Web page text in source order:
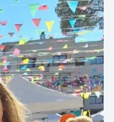
willen
rugzak of
stoel voor